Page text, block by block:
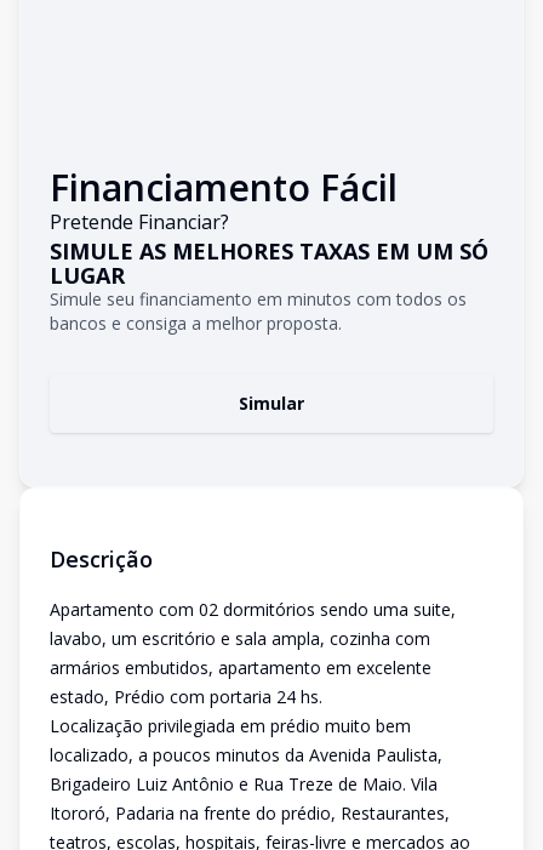
Financiamento Fácil
Pretende Financiar?
SIMULE AS MELHORES TAXAS EM UM SÓ
LUGAR
Simule seu financiamento em minutos com todos os
bancos e consiga a melhor proposta.
Simular
Descrição
Apartamento com 02 dormitórios sendo uma suite,
lavabo, um escritório e sala ampla, cozinha com
armários embutidos, apartamento em excelente
estado, Prédio com portaria 24 hs.
Localização privilegiada em prédio muito bem
localizado, a poucos minutos da Avenida Paulista,
Brigadeiro Luiz Antônio e Rua Treze de Maio. Vila
Itororó, Padaria na frente do prédio, Restaurantes,
teatros, escolas, hospitais, feiras-livre e mercados ao